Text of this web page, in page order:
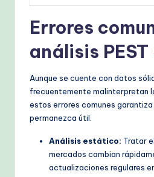
Errores
análisis PEST
Aunque se cuente con datos
frecuentemente malinterpretan
estos errores comunes garantiza
permanezca útil.
Análisis estático: Tratar
mercados cambian
actualizaciones regulares